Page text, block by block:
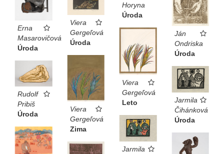
Erna
Masarovičová
Úroda
Viera
Gergeľová
Úroda
Horyna
Úroda
Ján
Ondriska
Úroda
Viera
Gergeľová
Leto
Viera
Gergeľová
Zima
Rudolf
Pribiš
Úroda
Jarmila
Čihánková
Úroda
Jarmila